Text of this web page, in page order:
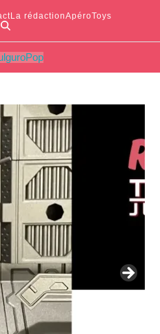
La rédactionApéroToys